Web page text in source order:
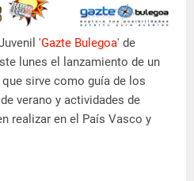
'Gazte Bulegoa' de
lunes el lanzamiento de un
que sirve como guía de los
verano y actividades de
realizar en el País Vasco y